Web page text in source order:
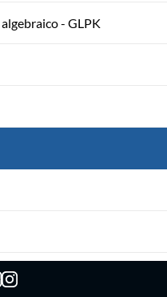
- GLPK
(codificación)